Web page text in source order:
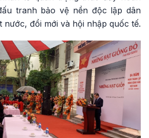
tranh bảo vệ nền độc lập dân
nước, đổi mới và hội nhập quốc tế.